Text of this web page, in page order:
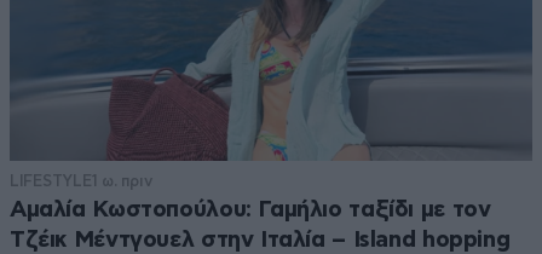
LIFESTYLE1 ω. πριν
Αμαλία Κωστοπούλου: Γαμήλιο ταξίδι με τον
Τζέικ Μέντγουελ στην Ιταλία – Island hopping